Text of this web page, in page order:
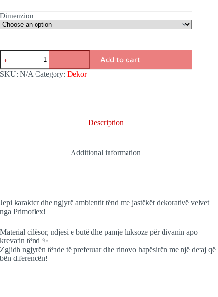
through
7,00 €
Dimenzion
Jastëk
Dekorues
(Katror)
quantity
Add to cart
SKU: N/A Category: Dekor
Description
Additional information
Jepi karakter dhe ngjyrë ambientit tënd me jastëkët dekorativë velvet
nga Primoflex!
Material cilësor, ndjesi e butë dhe pamje luksoze për divanin apo
krevatin tënd ✨
Zgjidh ngjyrën tënde të preferuar dhe rinovo hapësirën me një detaj që
bën diferencën!